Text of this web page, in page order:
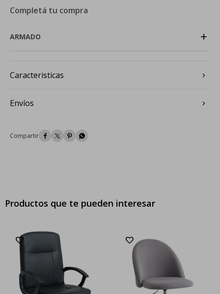
Completá tu compra
ARMADO +
Caracteristicas
Envíos
   
Productos que te pueden interesar